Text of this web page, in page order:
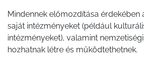
Mindennek előmozdítása érdekében
saját intézményeket (például
intézményeket), valamint
hozhatnak létre és működtethetnek.